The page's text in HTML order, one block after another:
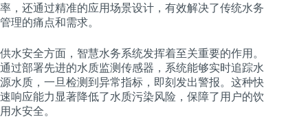
率，还通过精准的应用场景设计，有效解决了传统水务
管理的痛点和需求。
供水安全方面，智慧水务系统发挥着至关重要的作用。
通过部署先进的水质监测传感器，系统能够实时追踪水
源水质，一旦检测到异常指标，即刻发出警报。这种快
速响应能力显著降低了水质污染风险，保障了用户的饮
用水安全。